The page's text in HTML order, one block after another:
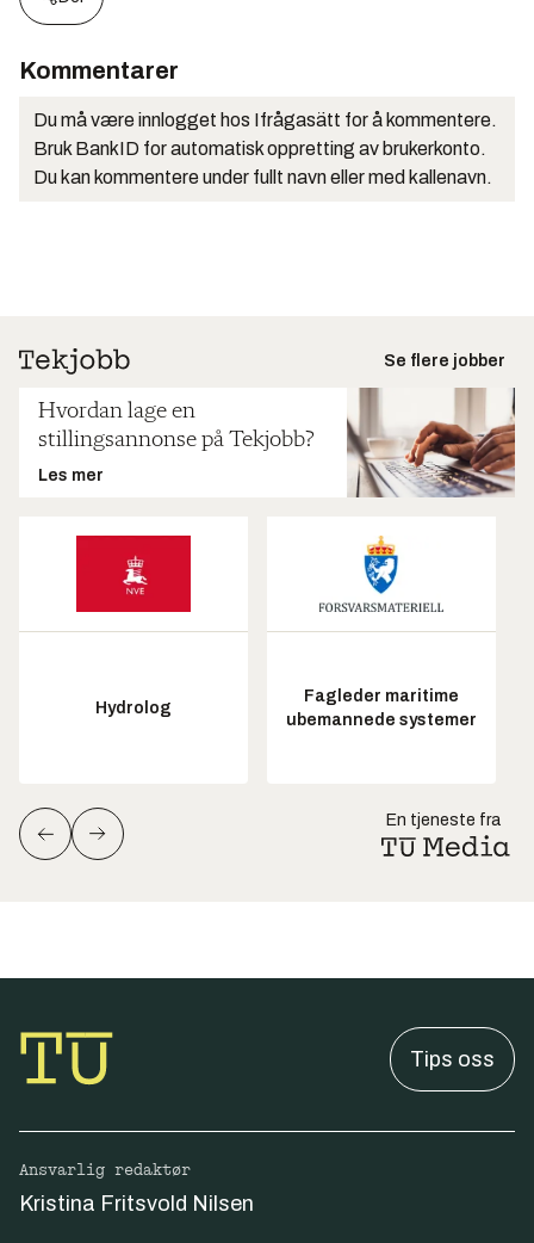
Kommentarer
Du må være innlogget hos Ifrågasätt for å kommentere.
Bruk BankID for automatisk oppretting av brukerkonto.
Du kan kommentere under fullt navn eller med kallenavn.
Se flere jobber
Hvordan lage en
stillingsannonse på Tekjobb?
Les mer
Hydrolog
Fagleder maritime
ubemannede systemer
En tjeneste fra
Tips oss
Ansvarlig redaktør
Kristina Fritsvold Nilsen